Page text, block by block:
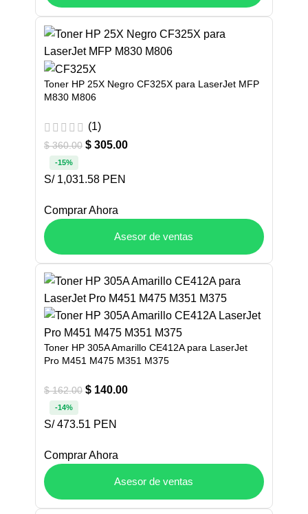
Toner HP 25X Negro CF325X para LaserJet MFP
M830 M806
(1)
$360.00 $ 305.00
-15%
S/ 1,031.58 PEN
Comprar Ahora
Asesor de ventas
Toner HP 305A Amarillo CE412A para LaserJet
Pro M451 M475 M351 M375
$162.00 $ 140.00
-14%
S/ 473.51 PEN
Comprar Ahora
Asesor de ventas